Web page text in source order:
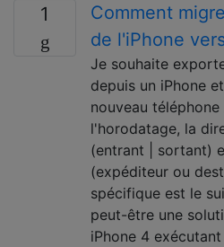
1
Comment
de l'iPhone
Je souhaite
depuis un iPhone
nouveau
l'horodatage, la
(entrant | sortant)
(expéditeur ou
spécifique est le
peut-être une
iPhone 4